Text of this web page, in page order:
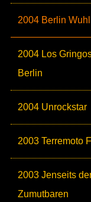
2004 Berlin
2004 Los
Berlin
2004 Unrockstar
2003 Terremoto
2003 Jenseits
Zumutbaren